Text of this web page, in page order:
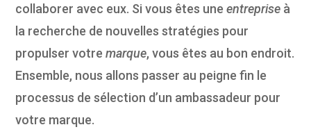
collaborer avec eux. Si vous êtes uneentreprise à
la recherche de nouvelles stratégies pour
propulser votremarque, vous êtes au bon endroit.
Ensemble, nous allons passer au peigne fin le
processus de sélection d’un ambassadeur pour
votre marque.